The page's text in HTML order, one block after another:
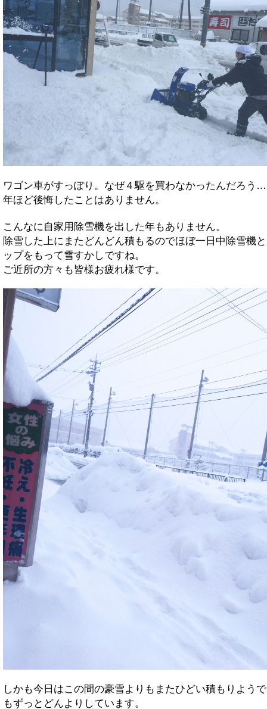
ワゴン車がすっぽり。なぜ４駆を買わなかったんだろう
年ほど後悔したことはありません。
こんなに自家用除雪機を出した年もありません。
除雪した上にまたどんどん積もるのでほぼ一日中除雪機
ップをもって雪すかしですね。
ご近所の方々も皆様お疲れ様です。
しかも今日はこの間の豪雪よりもまたひどい積もりよう
もずっとどんよりしています。